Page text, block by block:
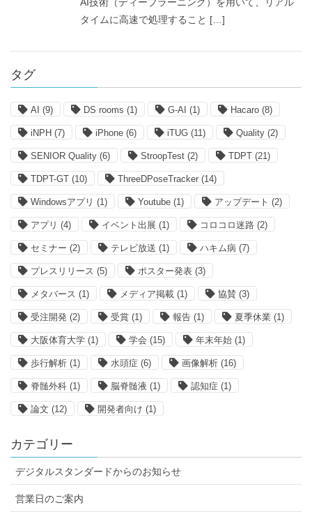
AI技術（ディープラーニング）を用いて、リアル
タイムに高速で処理すること […]
タグ
AI (9) DS rooms (1) G-AI (1) Hacaro (8)
iNPH (7) iPhone (6) iTUG (11) Quality (2)
SENIOR Quality (6) StroopTest (2) TDPT (21)
TDPT-GT (10) ThreeDPoseTracker (14)
Windowsアプリ (1) Youtube (1) アップデート (2)
アプリ (4) イベント出展 (1) コロコロ迷路 (2)
セミナー (2) テレビ放送 (1) ハキム病 (7)
プレスリリース (5) ポスター発表 (3)
メタバース (1) メディア掲載 (1) 協賛 (3)
受注開発 (2) 受賞 (1) 報告 (1) 夏季休業 (1)
大阪体育大学 (1) 学会 (15) 年末年始 (1)
歩行解析 (1) 水頭症 (6) 画像解析 (16)
脊髄外科 (1) 脳脊髄液 (1) 認知症 (1)
論文 (12) 開発者向け (1)
カテゴリー
デジタルスタンダードからのお知らせ
営業日のご案内